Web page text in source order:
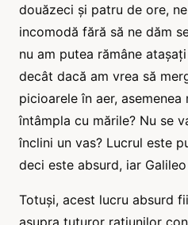
douăzeci și patru de ore,
incomodă fără să ne dăm
nu am putea rămâne
decât dacă am vrea să
picioarele în aer,
întâmpla cu mările? Nu se
înclini un vas? Lucrul este
deci este absurd, iar
Totuși, acest lucru absurd
asupra tuturor rațiunilor